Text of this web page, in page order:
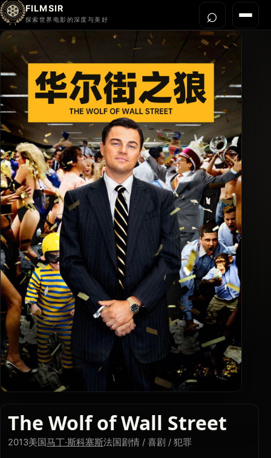
FILMSIR
探索世界电影的深度与美好 菜单
首页
今晚看什么
世界电影节
导演宇宙
影片库
影评与解读
关于我们
⌕打开
The Wolf of Wall Street
2013美国马丁·斯科塞斯法国剧情 / 喜剧 / 犯罪